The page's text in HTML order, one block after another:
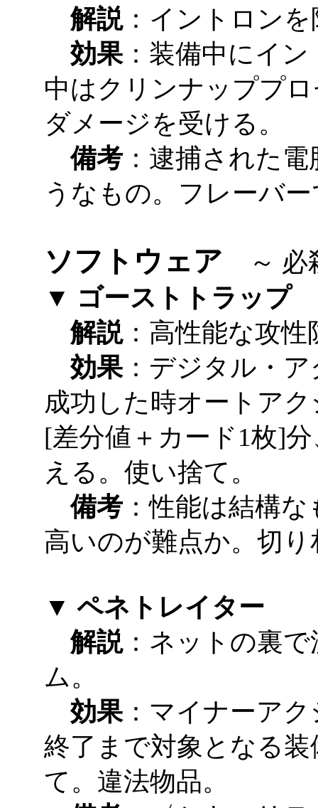
解説：イントロン
効果：装備中にイ
中はクリンナッププ
ダメージを受ける。
備考 ：逮捕された
うなもの。フレーバ
ソフトウェア ～ 必
▼ ゴーストトラップ
解説：高性能な攻
効果：デジタル・
成功した時オートア
[差分値＋カード1枚]
える。使い捨て。
備考 ：性能は結構
高いのが難点か。切
▼ ペネトレイター
解説：ネットの裏
ム。
効果：マイナーア
終了まで対象となる
て。違法物品。